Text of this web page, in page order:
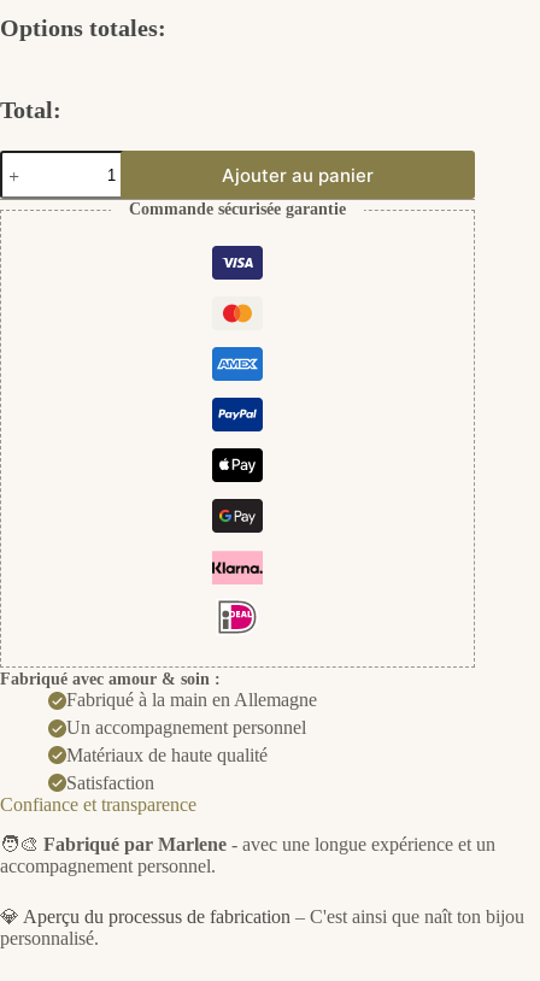
Options totales:
Total:
quantité
de
Set
Perle
Ellie
Ajouter au panier
Commande sécurisée garantie
Fabriqué avec amour & soin :
Fabriqué à la main en Allemagne
Un accompagnement personnel
Matériaux de haute qualité
Satisfaction
Confiance et transparence
🧑‍🎨 Fabriqué par Marlene - avec une longue expérience et un
accompagnement personnel.
💎 Aperçu du processus de fabrication – C'est ainsi que naît ton bijou
personnalisé.